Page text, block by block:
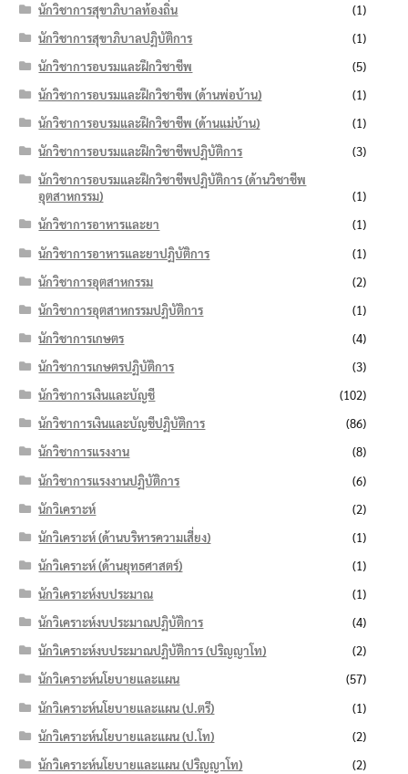
นักวิชาการสุขาภิบาลท้องถิ่น
(1)
นักวิชาการสุขาภิบาลปฏิบัติการ
(1)
นักวิชาการอบรมและฝึกวิชาชีพ
(5)
นักวิชาการอบรมและฝึกวิชาชีพ (ด้านพ่อบ้าน)
(1)
นักวิชาการอบรมและฝึกวิชาชีพ (ด้านแม่บ้าน)
(1)
นักวิชาการอบรมและฝึกวิชาชีพปฏิบัติการ
(3)
นักวิชาการอบรมและฝึกวิชาชีพปฏิบัติการ (ด้านวิชาชีพ
อุตสาหกรรม)
(1)
นักวิชาการอาหารและยา
(1)
นักวิชาการอาหารและยาปฏิบัติการ
(1)
นักวิชาการอุตสาหกรรม
(2)
นักวิชาการอุตสาหกรรมปฏิบัติการ
(1)
นักวิชาการเกษตร
(4)
นักวิชาการเกษตรปฏิบัติการ
(3)
นักวิชาการเงินและบัญชี
(102)
นักวิชาการเงินและบัญชีปฏิบัติการ
(86)
นักวิชาการแรงงาน
(8)
นักวิชาการแรงงานปฏิบัติการ
(6)
นักวิเคราะห์
(2)
นักวิเคราะห์ (ด้านบริหารความเสี่ยง)
(1)
นักวิเคราะห์ (ด้านยุทธศาสตร์)
(1)
นักวิเคราะห์งบประมาณ
(1)
นักวิเคราะห์งบประมาณปฏิบัติการ
(4)
นักวิเคราะห์งบประมาณปฏิบัติการ (ปริญญาโท)
(2)
นักวิเคราะห์นโยบายและแผน
(57)
นักวิเคราะห์นโยบายและแผน (ป.ตรี)
(1)
นักวิเคราะห์นโยบายและแผน (ป.โท)
(2)
นักวิเคราะห์นโยบายและแผน (ปริญญาโท)
(2)